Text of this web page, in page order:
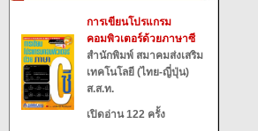
การเขียนโปรแกรม
คอมพิวเตอร์ด้วยภาษาซี
สำนักพิมพ์ สมาคมส่งเสริม
เทคโนโลยี (ไทย-ญี่ปุ่น)
ส.ส.ท.
เปิดอ่าน 122 ครั้ง